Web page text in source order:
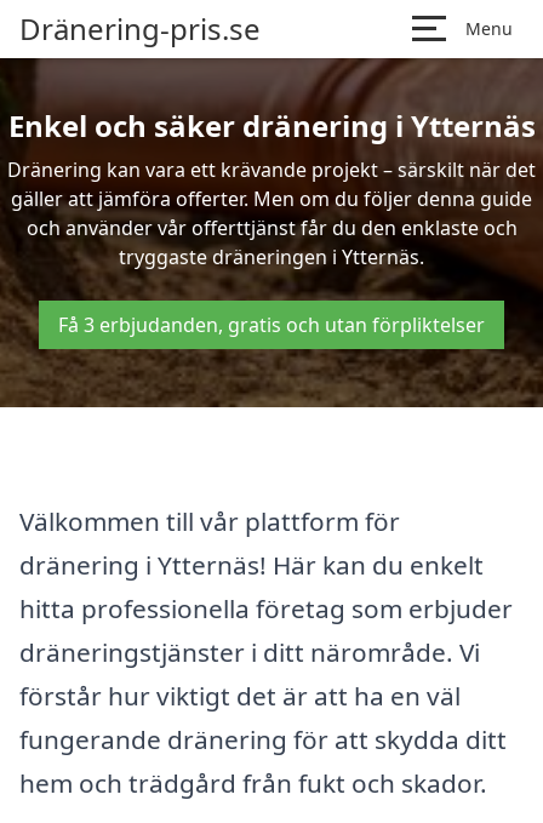
Dränering-pris.se Menu
Enkel och säker dränering i Ytternäs
Dränering kan vara ett krävande projekt – särskilt när det
gäller att jämföra offerter. Men om du följer denna guide
och använder vår offerttjänst får du den enklaste och
tryggaste dräneringen i Ytternäs.
Få 3 erbjudanden, gratis och utan förpliktelser
Välkommen till vår plattform för
dränering i Ytternäs! Här kan du enkelt
hitta professionella företag som erbjuder
dräneringstjänster i ditt närområde. Vi
förstår hur viktigt det är att ha en väl
fungerande dränering för att skydda ditt
hem och trädgård från fukt och skador.